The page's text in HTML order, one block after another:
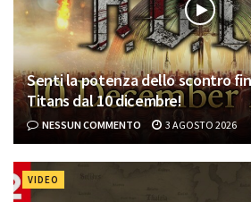
Senti la potenza dello scontro
Titans dal 10 dicembre!
NESSUN COMMENTO 3 AGOSTO 2026
VIDEO